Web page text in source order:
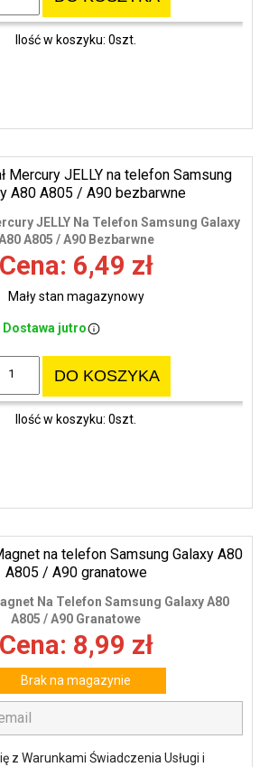
Ilość w koszyku: 0szt.
JELLY Na Telefon Samsung Galaxy
A805 / A90 Bezbarwne
Cena: 6,49 zł
Mały stan magazynowy
Dostawa jutro
DO KOSZYKA
Ilość w koszyku: 0szt.
Na Telefon Samsung Galaxy A80
A805 / A90 Granatowe
Cena: 8,99 zł
Brak na magazynie
z Warunkami Świadczenia Usługi i